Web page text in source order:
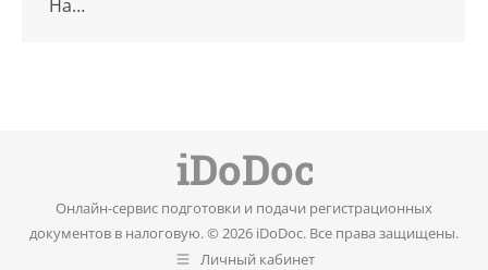
На…
Онлайн-сервис подготовки и подачи регистрационных
документов в налоговую. © 2026 iDoDoc. Все права защищены.
Личный кабинет